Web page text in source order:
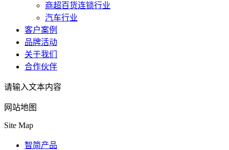
商超百货连锁行业
汽车行业
客户案例
品牌活动
关于我们
合作伙伴
请输入文本内容
网站地图
Site Map
智简产品